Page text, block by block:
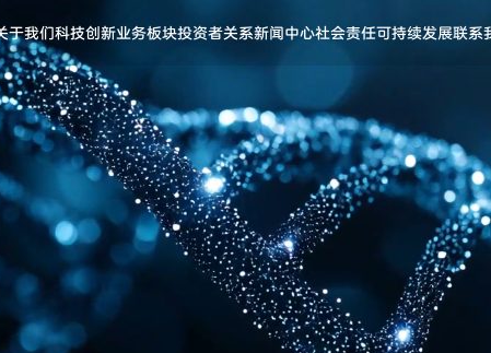
于我们科技创新业务板块投资者关系新闻中心社会责任可持续发展联系